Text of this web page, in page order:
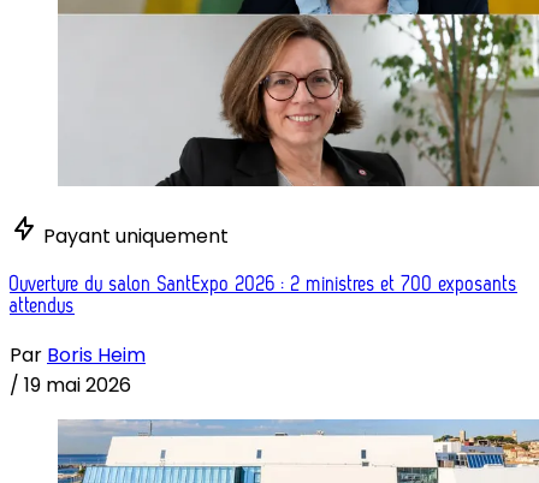
Payant uniquement
Ouverture du salon SantExpo 2026 : 2 ministres et 700 exposants
attendus
Par Boris Heim
/ 19 mai 2026